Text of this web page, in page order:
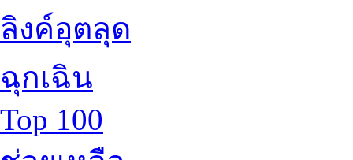
ลิงค์อุตลุด
ฉุกเฉิน
Top 100